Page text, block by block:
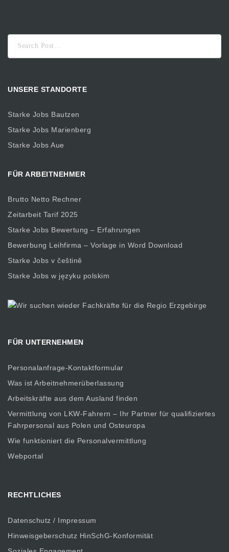
nach:
UNSERE STANDORTE
Starke Jobs Bautzen
Starke Jobs Marienberg
Starke Jobs Aue
FÜR ARBEITNEHMER
Brutto Netto Rechner
Zeitarbeit Tarif 2025
Starke Jobs Bewertung – Erfahrungen
Bewerbung Leihfirma – Vorlage in Word Download
Starke Jobs v češtině
Starke Jobs w języku polskim
FÜR UNTERNEHMEN
Personalanfrage-Kontaktformular
Was ist Arbeitnehmerüberlassung
Arbeitskräfte aus dem Ausland finden
Vermittlung von LKW-Fahrern – Ihr Partner für qualifiziertes
Fahrpersonal aus Polen und Osteuropa
Wie funktioniert die Personalvermittlung
Webportal
RECHTLICHES
Datenschutz / Impressum
Hinweisgeberschutz HinSchG-Konformität